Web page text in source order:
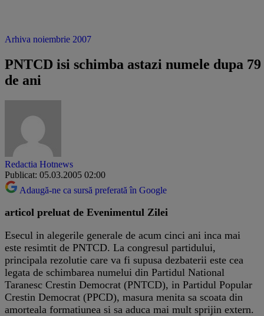
Arhiva noiembrie 2007
PNTCD isi schimba astazi numele dupa 79
de ani
Redactia Hotnews
Publicat: 05.03.2005 02:00
Adaugă-ne ca sursă preferată în Google
articol preluat de Evenimentul Zilei
Esecul in alegerile generale de acum cinci ani inca mai
este resimtit de PNTCD. La congresul partidului,
principala rezolutie care va fi supusa dezbaterii este cea
legata de schimbarea numelui din Partidul National
Taranesc Crestin Democrat (PNTCD), in Partidul Popular
Crestin Democrat (PPCD), masura menita sa scoata din
amorteala formatiunea si sa aduca mai mult sprijin extern.